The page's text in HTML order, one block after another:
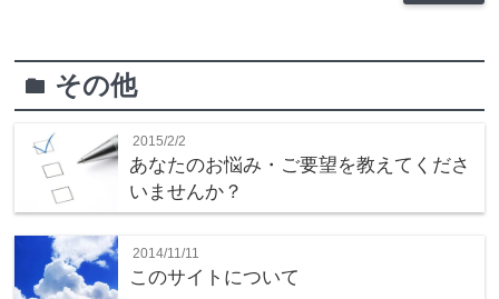
folder その他
2015/2/2
あなたのお悩み・ご要望を教えてくださ
いませんか？
2014/11/11
このサイトについて